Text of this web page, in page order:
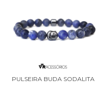
PULSEIRA BUDA SODALITA